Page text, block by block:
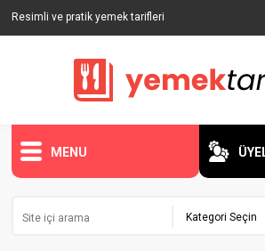
Resimli ve pratik yemek tarifleri
MENU